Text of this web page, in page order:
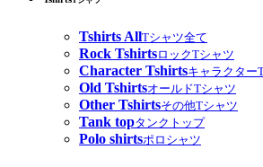
Tshirts AllTシャツ全て
Rock TshirtsロックTシャツ
Character Tshirtsキャラクター
Old TshirtsオールドTシャツ
Other Tshirtsその他Tシャツ
Tank topタンクトップ
Polo shirtsポロシャツ